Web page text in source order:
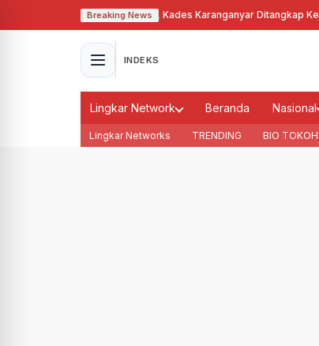
Breaking News
Tanah Bengkok, Kades Karanganyar Ditangkap Kejari·
INDEKS
Lingkar Network Beranda Nasional
Lingkar Networks TRENDING BIO TOKOH